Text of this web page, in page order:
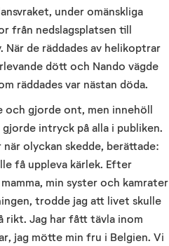
under omänskliga
från nedslagsplatsen till
När de räddades av helikoptrar
dött och Nando vägde
räddades var nästan döda.
och gjorde ont, men innehöll
intryck på alla i publiken.
när olyckan skedde, berättade:
få uppleva kärlek. Efter
min syster och kamrater
trodde jag att livet skulle
rikt. Jag har fått tävla inom
jag mötte min fru i Belgien. Vi